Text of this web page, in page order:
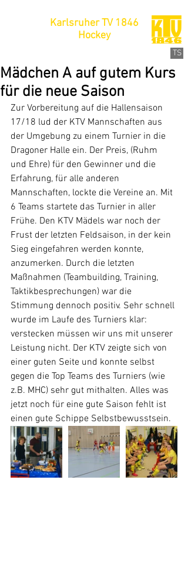
Karlsruher TV 1846
Hockey
TS
Mädchen A auf gutem Kurs
für die neue Saison
Zur Vorbereitung auf die Hallensaison
17/18 lud der KTV Mannschaften aus
der Umgebung zu einem Turnier in die
Dragoner Halle ein. Der Preis, (Ruhm
und Ehre) für den Gewinner und die
Erfahrung, für alle anderen
Mannschaften, lockte die Vereine an. Mit
6 Teams startete das Turnier in aller
Frühe. Den KTV Mädels war noch der
Frust der letzten Feldsaison, in der kein
Sieg eingefahren werden konnte,
anzumerken. Durch die letzten
Maßnahmen (Teambuilding, Training,
Taktikbesprechungen) war die
Stimmung dennoch positiv. Sehr schnell
wurde im Laufe des Turniers klar:
verstecken müssen wir uns mit unserer
Leistung nicht. Der KTV zeigte sich von
einer guten Seite und konnte selbst
gegen die Top Teams des Turniers (wie
z.B. MHC) sehr gut mithalten. Alles was
jetzt noch für eine gute Saison fehlt ist
einen gute Schippe Selbstbewusstsein.